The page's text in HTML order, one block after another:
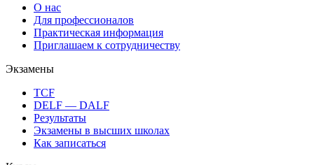
О нас
Для профессионалов
Практическая информация
Приглашаем к сотрудничеству
Экзамены
TCF
DELF — DALF
Результаты
Экзамены в высших школах
Как записаться